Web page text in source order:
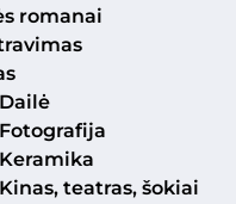
romanai
Dailė
Fotografija
Keramika
Kinas, teatras, šokiai